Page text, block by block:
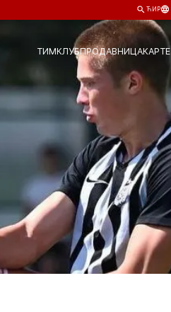
ЋИР
ТИМКЛУБПРОДАВНИЦАКАРТЕ